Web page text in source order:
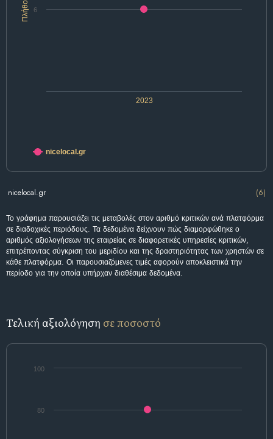
Πλήθος
2023
6
nicelocal.gr
nicelocal.gr (6)
Το γράφημα παρουσιάζει τις μεταβολές στον αριθμό κριτικών ανά πλατφόρμα
σε διαδοχικές περιόδους. Τα δεδομένα δείχνουν πώς διαμορφώθηκε ο
αριθμός αξιολογήσεων της εταιρείας σε διαφορετικές υπηρεσίες κριτικών,
επιτρέποντας σύγκριση του μεριδίου και της δραστηριότητας των χρηστών σε
κάθε πλατφόρμα. Οι παρουσιαζόμενες τιμές αφορούν αποκλειστικά την
περίοδο για την οποία υπήρχαν διαθέσιμα δεδομένα.
Τελική αξιολόγηση σε ποσοστό
80
100